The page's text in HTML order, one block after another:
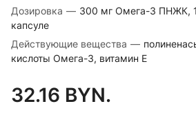
Дозировка — 300 мг Омега-3 ПНЖК,
капсуле
Действующие вещества —
кислоты Омега-3, витамин Е
32.16 BYN.